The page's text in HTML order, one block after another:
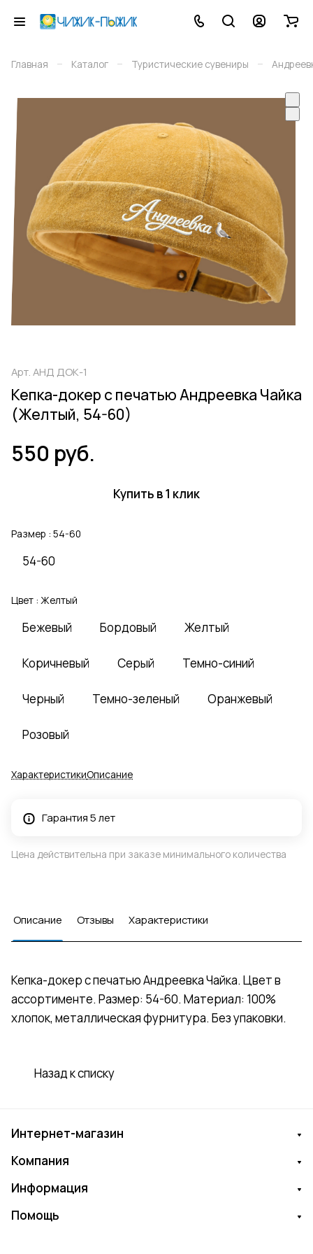
Главная – Каталог – Туристические сувениры –
Арт. АНД ДОК-1
Кепка-докер с печатью Андреевка Чайка
(Желтый, 54-60)
550 руб.
Купить в 1 клик
Размер : 54-60
54-60
Цвет : Желтый
Бежевый Бордовый Желтый
Коричневый Серый Темно-синий
Черный Темно-зеленый Оранжевый
Розовый
ХарактеристикиОписание
Гарантия 5 лет
Цена действительна при заказе минимального количества
Описание Отзывы Характеристики
Кепка-докер с печатью Андреевка Чайка. Цвет в
ассортименте. Размер: 54-60. Материал: 100%
хлопок, металлическая фурнитура. Без упаковки.
Назад к списку
Интернет-магазин
Компания
Информация
Помощь